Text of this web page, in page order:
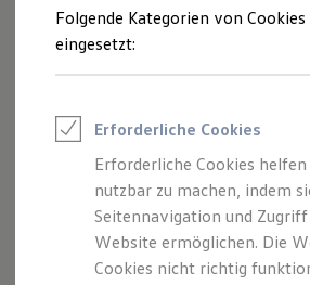
Junge Gebrauchtwagen und
Volkswagen
Zubehör- und
Leasing
Leasing-Angebote
Gebrauchtwagen
Junge
Elektroauto Leasing
Kleinwagen-Leasing
Leasing ohne Anzahlung
Finanzierung
Angebot gültig bis 30.09.2026
Eine Spur Extra.
Der neue
Ab 269,00 €mtl. leasen für
€ Sonderzahlung | 48 Monate
Folgende Kategorien von
eingesetzt:
Erforderliche Cookies
Erforderliche Cookies
nutzbar zu machen, indem
Seitennavigation und
Website ermöglichen. Die
Cookies nicht richtig